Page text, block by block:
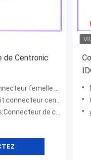
de Centronic
femelle d'IDC
centronic
de champion